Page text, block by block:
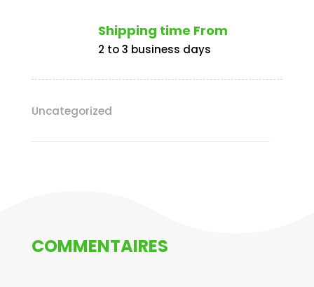
Shipping time From
2 to 3 business days
Uncategorized
COMMENTAIRES